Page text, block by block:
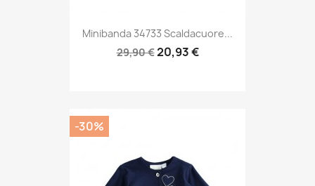
Minibanda 34733 Scaldacuore...
29,90 €20,93 €
-30%